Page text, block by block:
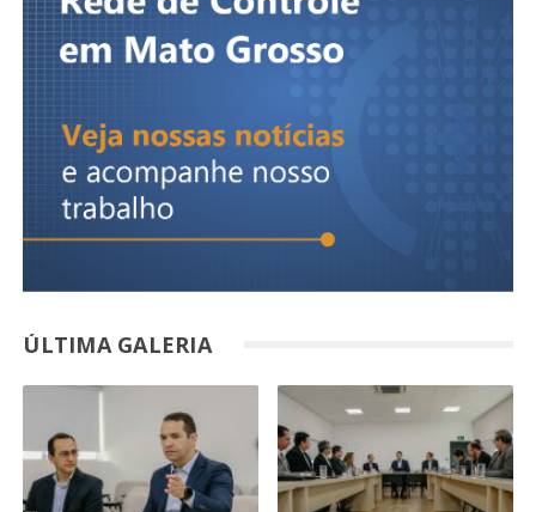
ÚLTIMA GALERIA